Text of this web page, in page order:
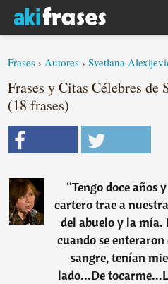
Frases ›Autores ›Svetlana
Frases y Citas Célebres
(18 frases)
“Tengo doce años
cartero trae a
del abuelo y la mía.
cuando se
sangre, tenían
lado...De